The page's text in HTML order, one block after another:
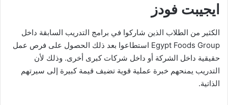
ايجيبت فودز
الكثير من الطلاب الذين شاركوا في برامج التدريب السابقة داخل
Egypt Foods Group استطاعوا بعد ذلك الحصول على فرص عمل
حقيقية داخل الشركة أو داخل شركات كبرى أخرى. وذلك لأن
التدريب يمنحهم خبرة عملية قوية تضيف قيمة كبيرة إلى سيرتهم
الذاتية.